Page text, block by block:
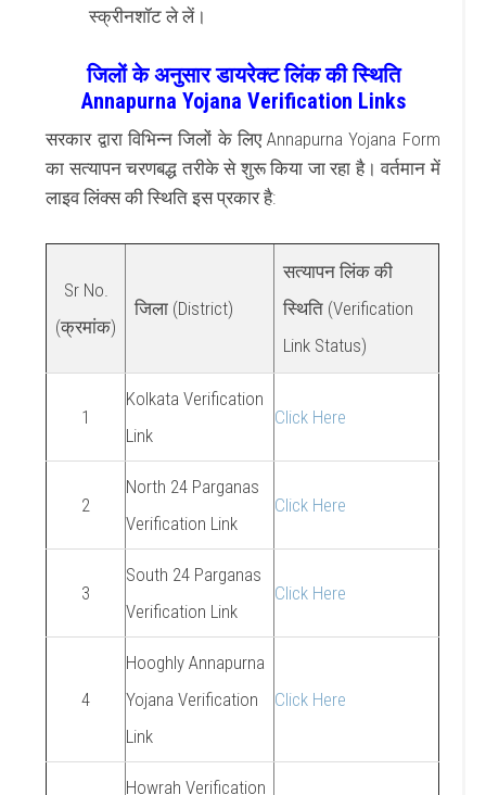
स्क्रीनशॉट ले लें।
जिलों के अनुसार डायरेक्ट लिंक की स्थिति
Annapurna Yojana Verification Links
सरकार द्वारा विभिन्न जिलों के लिए Annapurna Yojana Form
का सत्यापन चरणबद्ध तरीके से शुरू किया जा रहा है। वर्तमान में
लाइव लिंक्स की स्थिति इस प्रकार है:
Sr No.
(क्रमांक)
जिला (District)
सत्यापन लिंक की
स्थिति (Verification
Link Status)
1
Kolkata Verification
Link
Click Here
2
North 24 Parganas
Verification Link
Click Here
3
South 24 Parganas
Verification Link
Click Here
4
Hooghly Annapurna
Yojana Verification
Link
Click Here
Howrah Verification